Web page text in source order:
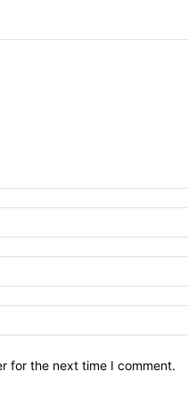
for the next time I comment.